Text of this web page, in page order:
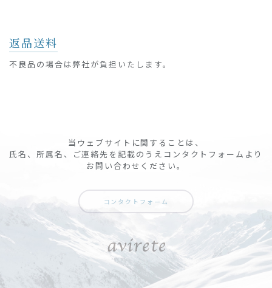
返品送料
不良品の場合は弊社が負担いたします。
当ウェブサイトに関することは、
氏名、所属名、ご連絡先を記載のうえコンタクトフォームより
お問い合わせください。
コンタクトフォーム